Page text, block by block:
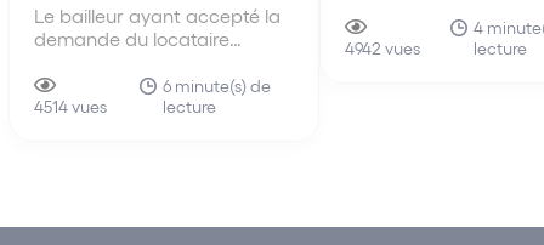
Le bailleur ayant accepté la
demande du locataire
aux clauses et conditions du
précédent bail, la demande
4514 vues
6 minute(s) de
lecture
sur la nécessité
les modalités
4942 vues
4
lecture